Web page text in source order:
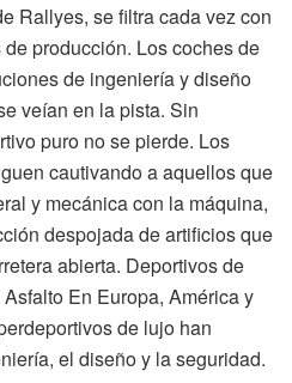
Rallyes, se filtra cada vez con
producción. Los coches de
de ingeniería y diseño
veían en la pista. Sin
puro no se pierde. Los
cautivando a aquellos que
y mecánica con la máquina,
despojada de artificios que
abierta. Deportivos de
En Europa, América y
de lujo han
el diseño y la seguridad.